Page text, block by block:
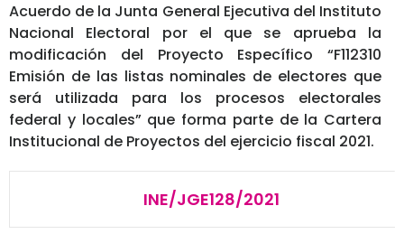
Acuerdo de la Junta General Ejecutiva del Instituto
Nacional Electoral por el que se aprueba la
modificación del Proyecto Específico “F112310
Emisión de las listas nominales de electores que
será utilizada para los procesos electorales
federal y locales” que forma parte de la Cartera
Institucional de Proyectos del ejercicio fiscal 2021.
INE/JGE128/2021